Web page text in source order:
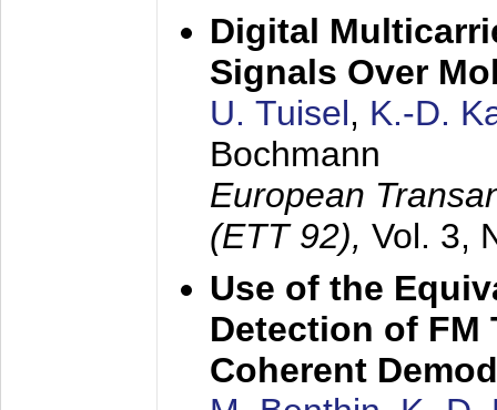
Digital
Signals Over
U. Tuisel, K.-D.
Bochmann
European
(ETT 92), Vol. 3,
Use of the
Detection of FM
Coherent